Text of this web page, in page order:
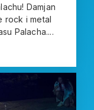
Damjan
rock i metal
Palacha....